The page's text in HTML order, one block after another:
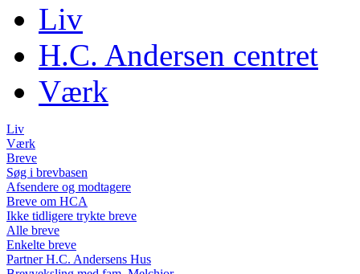
Liv
H.C. Andersen centret
Værk
Liv
Værk
Breve
Søg i brevbasen
Afsendere og modtagere
Breve om HCA
Ikke tidligere trykte breve
Alle breve
Enkelte breve
Partner H.C. Andersens Hus